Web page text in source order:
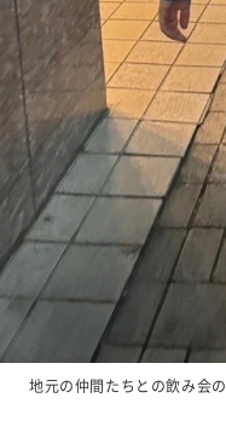
地元の仲間たちとの飲み会